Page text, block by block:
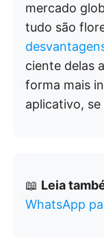
mercado
tudo são
ciente delas
forma mais
aplicativo,
📖 Leia
WhatsApp